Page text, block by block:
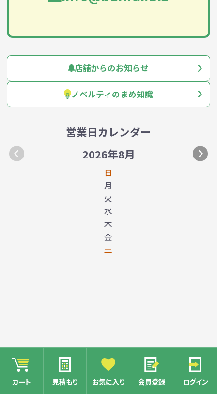
カート 見積もり お気に入り 会員登録 ログイン
店舗からのお知らせ
ノベルティのまめ知識
営業日カレンダー
2026年8月
日
月
火
水
木
金
土
1